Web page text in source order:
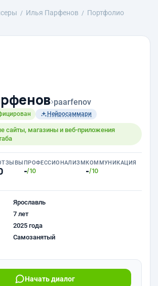
Илья Парфенов
Портфолио
›paarfenov
Нейросаммари
сайты, магазины и веб-приложения
ПРОФЕССИОНАЛИЗМ
-/10
КОММУНИКАЦИЯ
-/10
Ярославль
7 лет
2025 года
Самозанятый
Начать диалог